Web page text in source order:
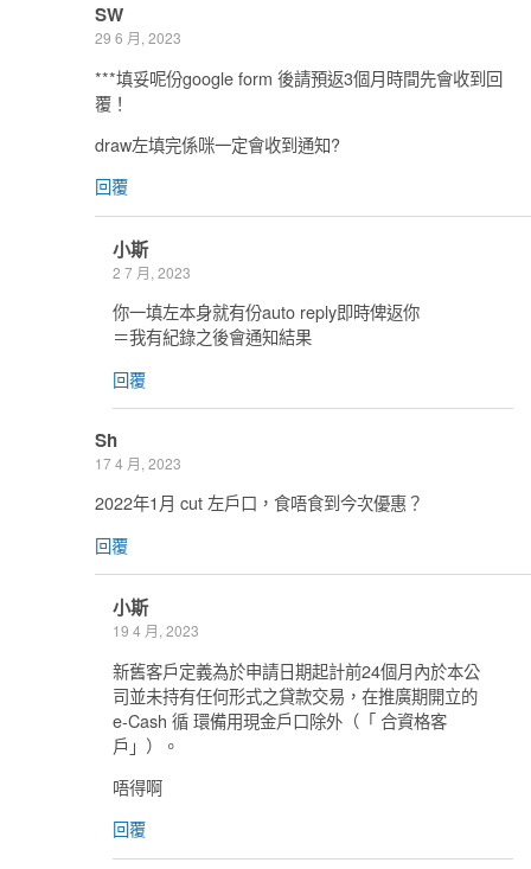
SW
29 6 月, 2023
***填妥呢份google form 後請預返3個月時間先會收到回
覆！
draw左填完係咪一定會收到通知?
回覆
小斯
2 7 月, 2023
你一填左本身就有份auto reply即時俾返你
＝我有紀錄之後會通知結果
回覆
Sh
17 4 月, 2023
2022年1月 cut 左戶口，食唔食到今次優惠？
回覆
小斯
19 4 月, 2023
新舊客戶定義為於申請日期起計前24個月內於本公
司並未持有任何形式之貸款交易，在推廣期開立的
e-Cash 循 環備用現金戶口除外（「 合資格客
戶」）。
唔得啊
回覆